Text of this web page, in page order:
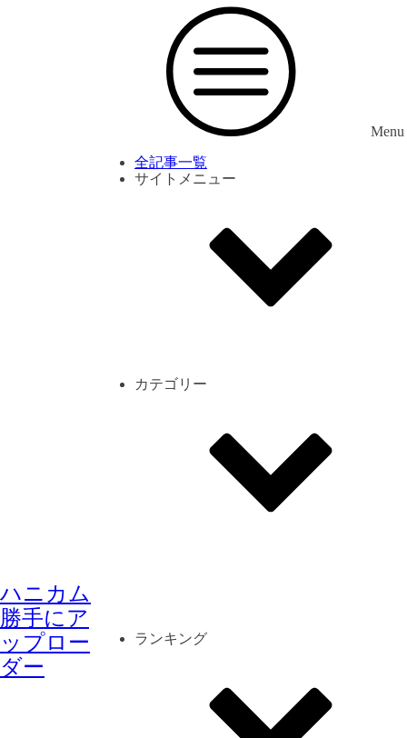
ハニカム
勝手にア
ップロー
ダー
Menu
全記事一覧
サイトメニュー
カテゴリー
ランキング